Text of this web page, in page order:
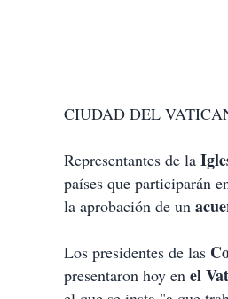
CIUDAD DEL
Representantes de la
países que participarán
la aprobación de un
Los presidentes de las
presentaron hoy en el